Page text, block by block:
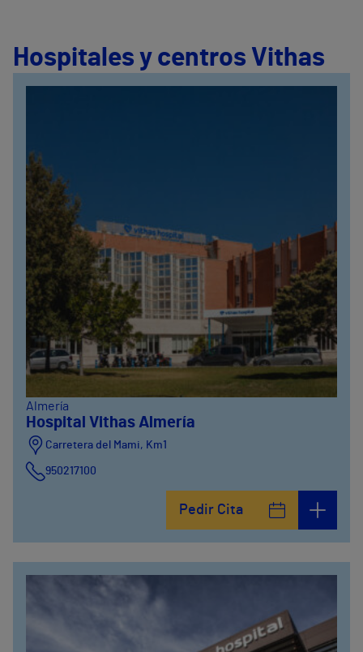
Hospitales y centros Vithas
Almería
Hospital Vithas Almería
Carretera del Mami, Km1
950217100
Pedir Cita